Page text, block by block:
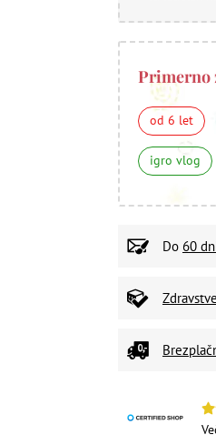
Primerno
od 6 let
igro vlog
Do 60